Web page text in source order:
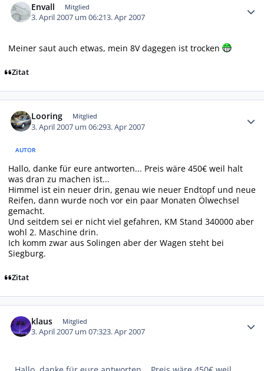
Envall Mitglied
3. April 2007 um 06:213. Apr 2007
Meiner saut auch etwas, mein 8V dagegen ist trocken
Zitat
Looring Mitglied
3. April 2007 um 06:293. Apr 2007
AUTOR
Hallo, danke für eure antworten... Preis wäre 450€ weil halt
was dran zu machen ist...
Himmel ist ein neuer drin, genau wie neuer Endtopf und neue
Reifen, dann wurde noch vor ein paar Monaten Ölwechsel
gemacht.
Und seitdem sei er nicht viel gefahren, KM Stand 340000 aber
wohl 2. Maschine drin.
Ich komm zwar aus Solingen aber der Wagen steht bei
Siegburg.
Zitat
klaus Mitglied
3. April 2007 um 07:323. Apr 2007